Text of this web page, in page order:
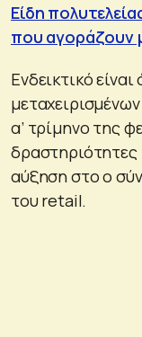
Είδη
που αγοράζουν
Ενδεικτικό
α’ τρίμηνο της
αύξηση στο ο
του retail.